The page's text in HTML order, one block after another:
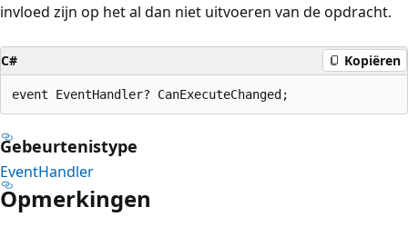
invloed zijn op het al dan niet uitvoeren van de opdracht.
C# Kopiëren
event EventHandler? CanExecuteChanged;
Gebeurtenistype
EventHandler
Opmerkingen